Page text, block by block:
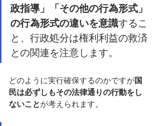
政指導」「その他の行為形式」
の行為形式の違いを意識するこ
と、行政処分は権利利益の救済
との関連を注意します。
どのように実行確保するのかですが国
民は必ずしもその法律通りの行動をし
ないことが考えられます。